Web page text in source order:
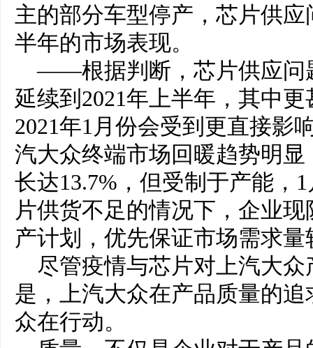
主的部分车型停产，芯片供
半年的市场表现。
——根据判断，芯片供应问
延续到2021年上半年，其中
2021年1月份会受到更直接影
汽大众终端市场回暖趋势明
长达13.7%，但受制于产能，
片供货不足的情况下，企业
产计划，优先保证市场需求
尽管疫情与芯片对上汽大
是，上汽大众在产品质量的
众在行动。